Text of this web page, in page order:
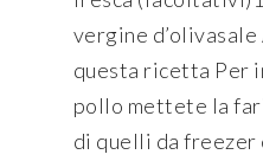
vergine
questa ricetta Per
pollo mettete la
di quelli da freezer